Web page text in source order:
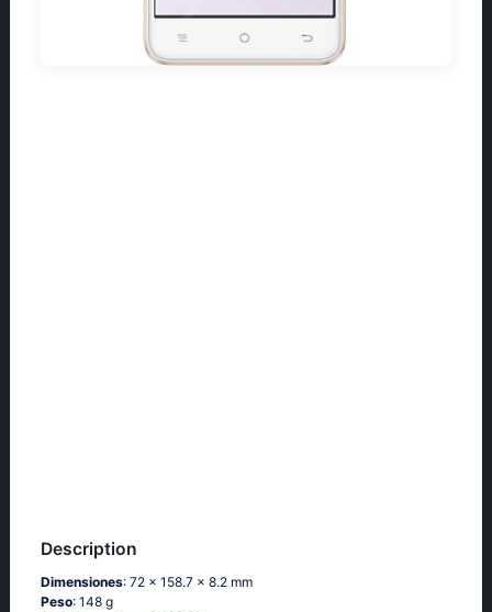
Description
Dimensiones: 72 x 158.7 x 8.2 mm
Peso: 148 g